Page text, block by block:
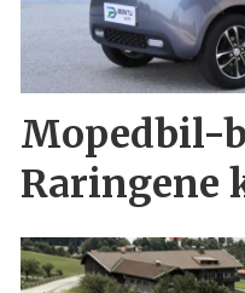
Mopedbil-
Raringene